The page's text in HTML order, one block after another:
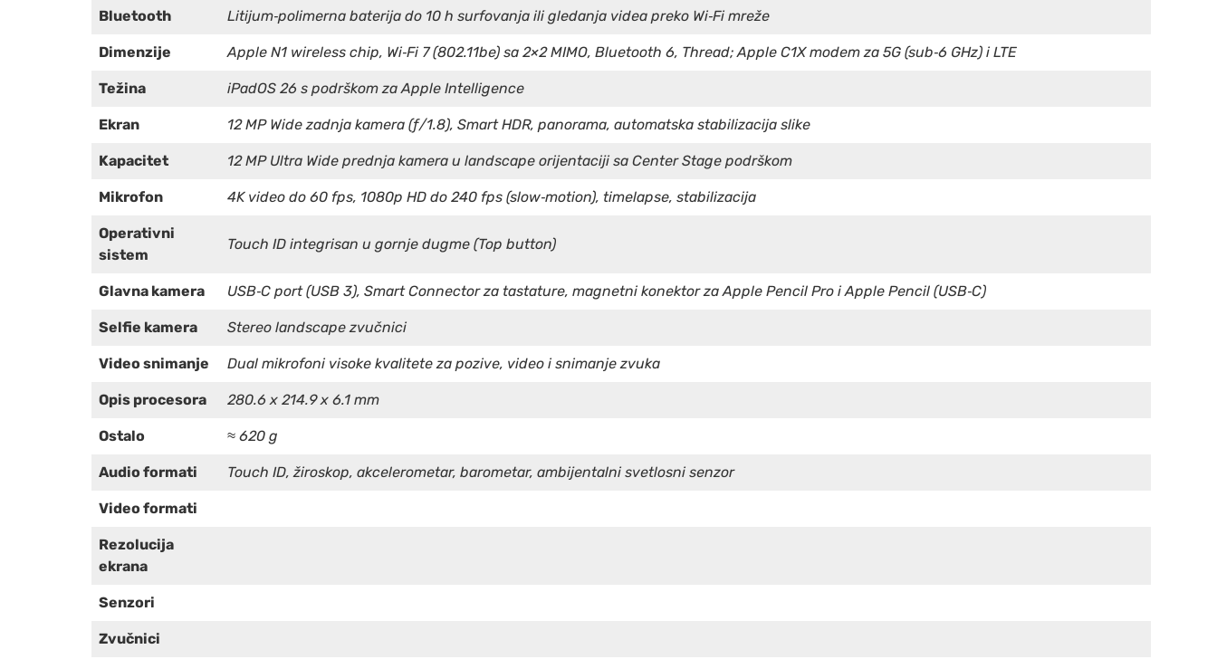
Bluetooth Litijum‑polimerna baterija do 10 h surfovanja ili gledanja videa preko Wi‑Fi mreže
Dimenzije Apple N1 wireless chip, Wi‑Fi 7 (802.11be) sa 2×2 MIMO, Bluetooth 6, Thread; Apple C1X modem za 5G (sub‑6 GHz) i LTE
Težina iPadOS 26 s podrškom za Apple Intelligence
Ekran 12 MP Wide zadnja kamera (ƒ/1.8), Smart HDR, panorama, automatska stabilizacija slike
Kapacitet 12 MP Ultra Wide prednja kamera u landscape orijentaciji sa Center Stage podrškom
Mikrofon 4K video do 60 fps, 1080p HD do 240 fps (slow‑motion), timelapse, stabilizacija
Operativni
sistem
Touch ID integrisan u gornje dugme (Top button)
Glavna kamera USB‑C port (USB 3), Smart Connector za tastature, magnetni konektor za Apple Pencil Pro i Apple Pencil (USB‑C)
Selfie kamera Stereo landscape zvučnici
Video snimanje Dual mikrofoni visoke kvalitete za pozive, video i snimanje zvuka
Opis procesora 280.6 x 214.9 x 6.1 mm
Ostalo ≈ 620 g
Audio formati Touch ID, žiroskop, akcelerometar, barometar, ambijentalni svetlosni senzor
Video formati
Rezolucija
ekrana
Senzori
Zvučnici